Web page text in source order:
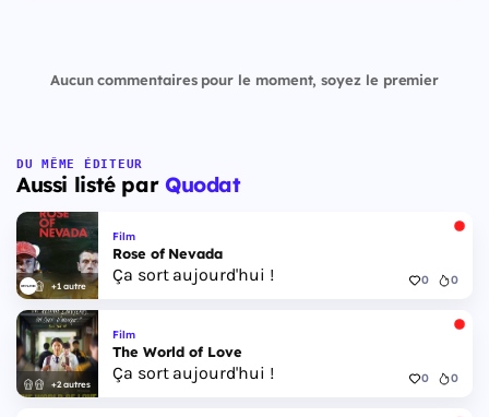
Aucun commentaires pour le moment, soyez le premier
DU MÊME ÉDITEUR
Aussi listé par Quodat
+1 autre
Film
Rose of Nevada
Ça sort aujourd'hui ! 0 0
+2 autres
Film
The World of Love
Ça sort aujourd'hui ! 0 0